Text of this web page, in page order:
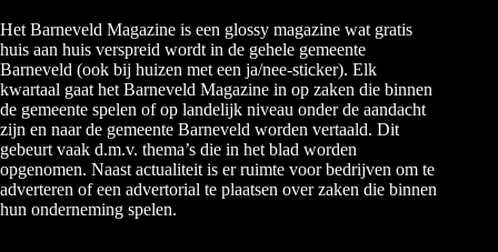
Het Barneveld Magazine is een glossy magazine wat gratis
huis aan huis verspreid wordt in de gehele gemeente
Barneveld (ook bij huizen met een ja/nee-sticker). Elk
kwartaal gaat het Barneveld Magazine in op zaken die binnen
de gemeente spelen of op landelijk niveau onder de aandacht
zijn en naar de gemeente Barneveld worden vertaald. Dit
gebeurt vaak d.m.v. thema’s die in het blad worden
opgenomen. Naast actualiteit is er ruimte voor bedrijven om te
adverteren of een advertorial te plaatsen over zaken die binnen
hun onderneming spelen.